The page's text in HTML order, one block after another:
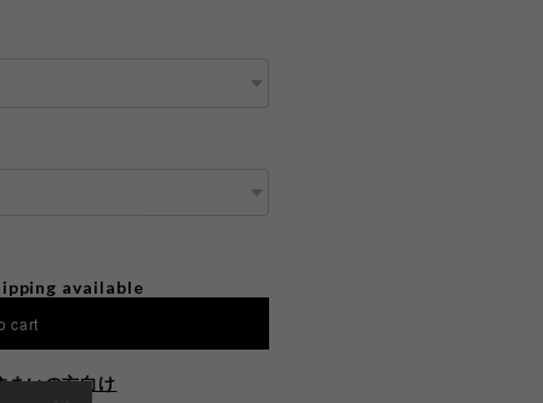
available
cart
まいの方向け